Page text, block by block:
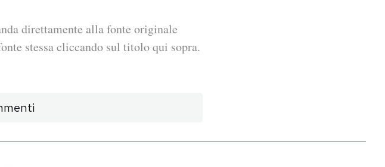
direttamente alla fonte originale
stessa cliccando sul titolo qui sopra.